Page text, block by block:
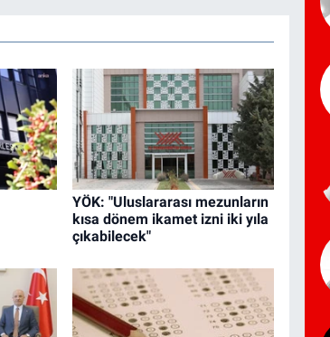
YÖK: "Uluslararası mezunların
kısa dönem ikamet izni iki yıla
çıkabilecek"